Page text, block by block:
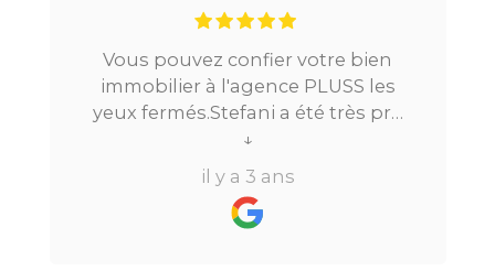
Vous pouvez confier votre bien
immobilier à l'agence PLUSS les
yeux fermés.Stefani a été très pro
tout au long du processus.Très
réactive, elle a su répondre à
toutes mes questions en moins de
24h par email ou par
↓
il y a 3 ans